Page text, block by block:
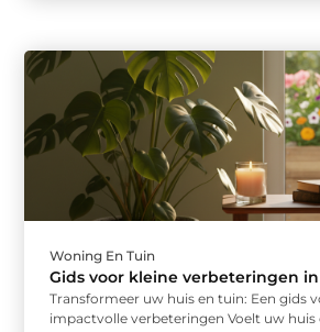
Woning En Tuin
Gids voor kleine verbeteringen
Transformeer uw huis en tuin: Een gids
impactvolle verbeteringen Voelt uw huis